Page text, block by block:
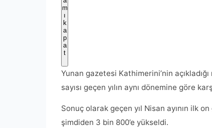
Yunan gazetesi Kathimerini’nin
sayısı geçen yılın aynı dönemine göre
Sonuç olarak geçen yıl Nisan ayının ilk
şimdiden 3 bin 800’e yükseldi.